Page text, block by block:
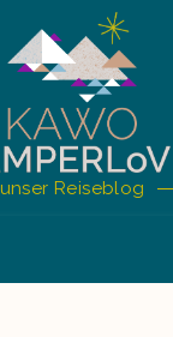
unser Reiseblog